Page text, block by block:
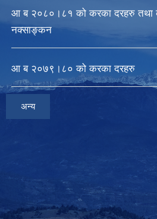
आ ब २०८०।८१ को करका दरहरु तथा
नक्साङ्कन
आ ब २०७९।८० को करका दरहरु
अन्य